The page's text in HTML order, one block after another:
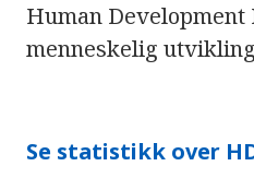
Human
menneskelig
Se statistikk over